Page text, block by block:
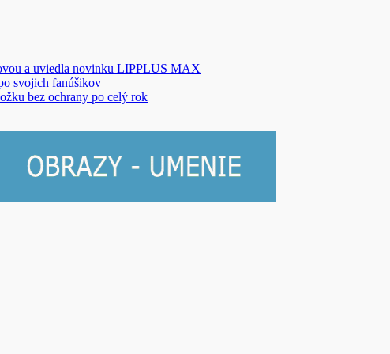
a uviedla novinku LIPPLUS MAX
svojich fanúšikov
bez ochrany po celý rok